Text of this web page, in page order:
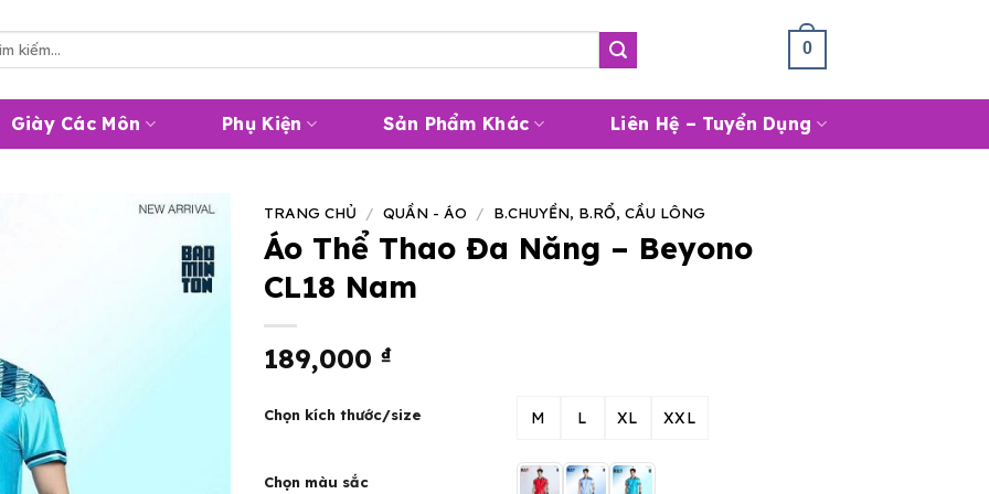
0
Giày Các Môn Phụ Kiện Sản Phẩm Khác Liên Hệ – Tuyển Dụng
TRANG CHỦ / QUẦN - ÁO / B.CHUYỀN, B.RỔ, CẦU LÔNG
Áo Thể Thao Đa Năng – Beyono
CL18 Nam
189,000 ₫
Chọn kích thước/size M L XL XXL
Chọn màu sắc